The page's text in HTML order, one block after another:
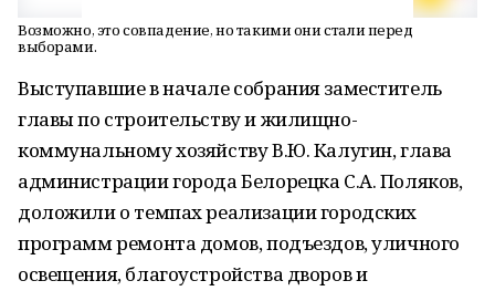
Возможно, это совпадение, но такими они стали перед
выборами.
Выступавшие в начале собрания заместитель
главы по строительству и жилищно-
коммунальному хозяйству В.Ю. Калугин, глава
администрации города Белорецка С.А. Поляков,
доложили о темпах реализации городских
программ ремонта домов, подъездов, уличного
освещения, благоустройства дворов и